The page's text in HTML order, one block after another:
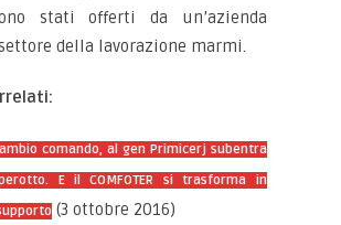
stati offerti da un’azienda
della lavorazione marmi.
cambio comando, al gen Primicerj subentra
E il COMFOTER si trasforma in
(3 ottobre 2016)